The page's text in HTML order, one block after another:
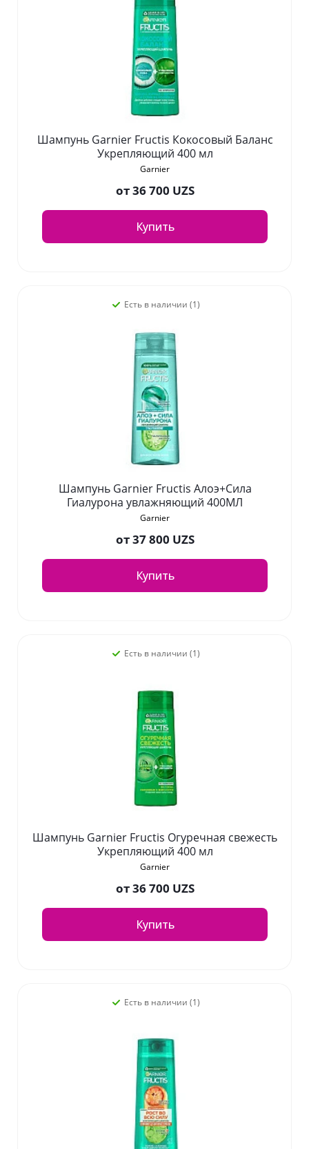
Шампунь Garnier Fructis Кокосовый Баланс
Укрепляющий 400 мл
Garnier
от36 700 UZS
Купить
Есть в наличии (1)
Шампунь Garnier Fructis Алоэ+Сила
Гиалурона увлажняющий 400МЛ
Garnier
от37 800 UZS
Купить
Есть в наличии (1)
Шампунь Garnier Fructis Огуречная свежесть
Укрепляющий 400 мл
Garnier
от36 700 UZS
Купить
Есть в наличии (1)